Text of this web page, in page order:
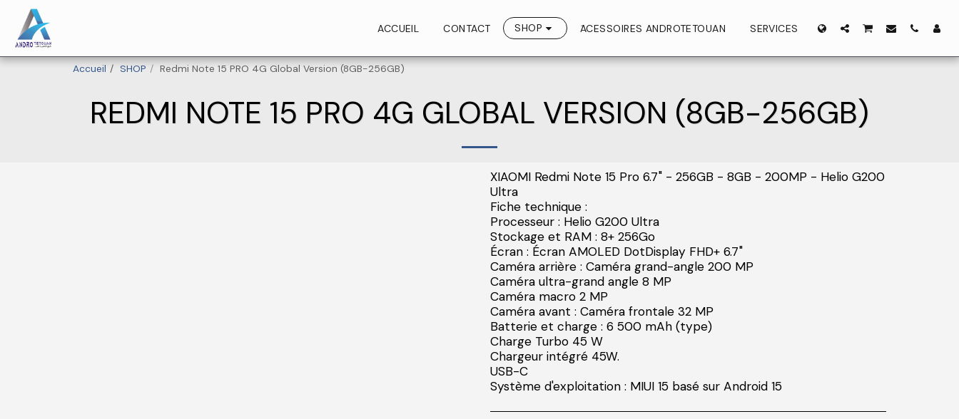
ACCUEIL CONTACT SHOP َACESSOIRES ANDROTETOUAN SERVICES
Accueil SHOP Redmi Note 15 PRO 4G Global Version (8GB-256GB)
REDMI NOTE 15 PRO 4G GLOBAL VERSION (8GB-256GB)
XIAOMI Redmi Note 15 Pro 6.7" - 256GB - 8GB - 200MP - Helio G200
Ultra
Fiche technique :
​Processeur : Helio G200 Ultra
Stockage et RAM : 8+ 256Go
Écran : Écran AMOLED DotDisplay FHD+ 6.7"
Caméra arrière : Caméra grand-angle 200 MP
Caméra ultra-grand angle 8 MP
Caméra macro 2 MP
Caméra avant : Caméra frontale 32 MP
Batterie et charge : 6 500 mAh (type)
Charge Turbo 45 W
Chargeur intégré 45W.
USB-C
Système d'exploitation : MIUI 15 basé sur Android 15